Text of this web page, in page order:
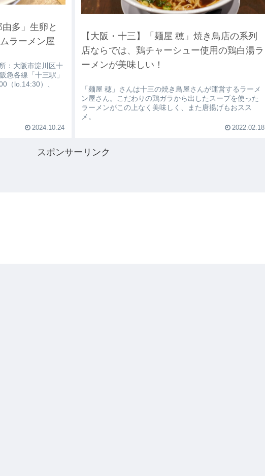
多」生卵と
ラーメン屋
：大阪市淀川区十
急各線「十三駅」
（lo.14:30）、
2024.10.24
【大阪・十三】「麺屋 穂」焼き鳥店の系列
店ならでは、鶏チャーシュー使用の鶏白湯ラ
ーメンが美味しい！
「麺屋 穂」さんは十三の焼き鳥屋さんが運営するラーメ
ン屋さん。こだわりの鶏ガラから出したスープを使った
ラーメンがこの上なく美味しく、また唐揚げもおスス
メ。
2022.02.18
スポンサーリンク